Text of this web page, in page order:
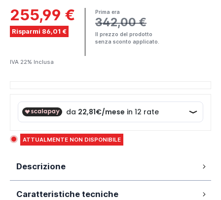
255,99 €
Risparmi 86,01 €
Prima era
342,00 €
Il prezzo del prodotto
senza sconto applicato.
IVA 22% Inclusa
ATTUALMENTE NON DISPONIBILE
Descrizione
cristallo temperato antinfortunistico da 6 mm opaco
Caratteristiche tecniche